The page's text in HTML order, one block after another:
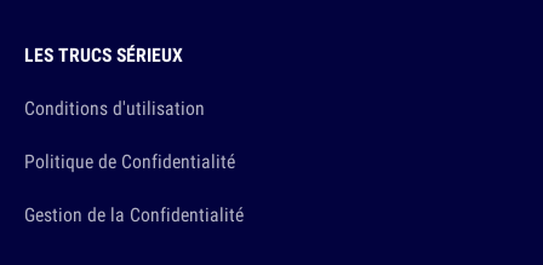
LES TRUCS SÉRIEUX
Conditions d'utilisation
Politique de Confidentialité
Gestion de la Confidentialité